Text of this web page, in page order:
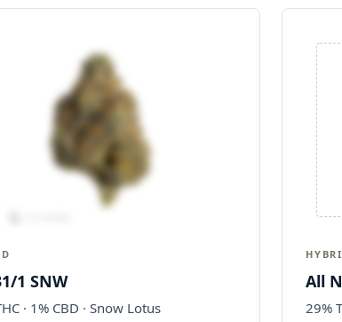
1 SNW
· 1% CBD · Snow Lotus
All
29%